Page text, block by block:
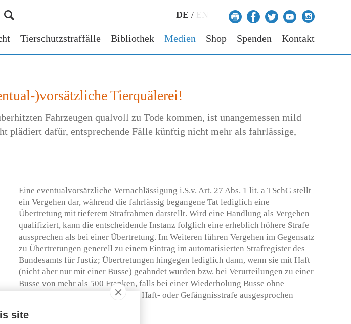
DE / EN
Tierschutzstraffälle Bibliothek Medien Shop Spenden Kontakt
)vorsätzliche Tierquälerei!
Fahrzeugen qual­voll zu Tode kommen, ist unangemessen mild
plädiert dafür, entsprechende Fälle künftig nicht mehr als fahrlässige,
Eine eventualvorsätzliche Vernachlässigung i.S.v. Art. 27 Abs. 1 lit. a TSchG stellt
ein Vergehen dar, während die fahrlässig begangene Tat lediglich eine
Übertretung mit tieferem Strafrahmen darstellt. Wird eine Handlung als Vergehen
qualifiziert, kann die entschei­dende Instanz folglich eine erheblich höhere Strafe
aussprechen als bei einer Übertretung. Im Weite­ren führen Vergehen im Gegensatz
zu Übertretungen generell zu einem Eintrag im automatisierten Strafregister des
Bundesamts für Justiz; Übertretungen hingegen lediglich dann, wenn sie mit Haft
(nicht aber nur mit einer Busse) geahndet wurden bzw. bei Verurteilungen zu einer
Busse von mehr als 500 Franken, falls bei einer Wiederholung Busse ohne
Mindesthöhe oder zusätzlich eine Haft- oder Gefängnisstrafe ausgesprochen
site